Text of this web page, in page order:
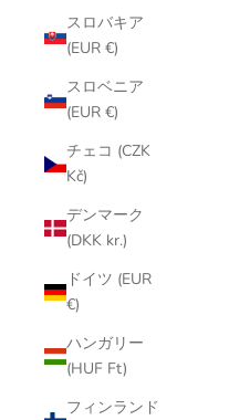
スロバキア
(EUR €)
スロベニア
(EUR €)
チェコ (CZK
Kč)
デンマーク
(DKK kr.)
ドイツ (EUR
€)
ハンガリー
(HUF Ft)
フィンランド